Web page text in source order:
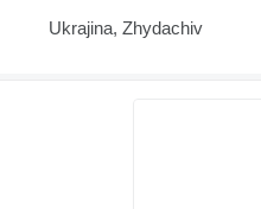
Ukrajina, Zhydachiv